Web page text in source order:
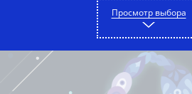
Просмотр выбора